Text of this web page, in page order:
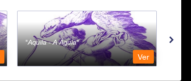
Aquila - A Águia
Ver